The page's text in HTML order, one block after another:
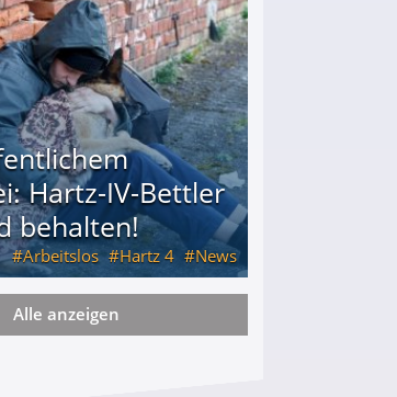
Hartz-IV-Bettler
behalten!
Arbeitslos Hartz 4 News
Alle anzeigen